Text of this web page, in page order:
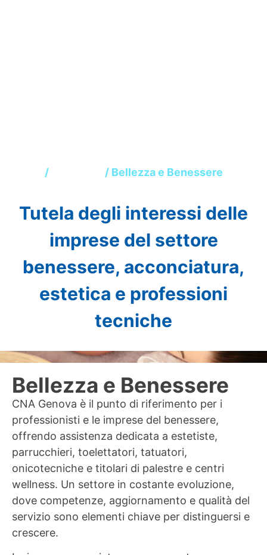
/ / Bellezza e Benessere
Tutela degli interessi delle
imprese del settore
benessere, acconciatura,
estetica e professioni
tecniche
Bellezza e Benessere
CNA Genova è il punto di riferimento per i
professionisti e le imprese del benessere,
offrendo assistenza dedicata a estetiste,
parrucchieri, toelettatori, tatuatori,
onicotecniche e titolari di palestre e centri
wellness. Un settore in costante evoluzione,
dove competenze, aggiornamento e qualità del
servizio sono elementi chiave per distinguersi e
crescere.